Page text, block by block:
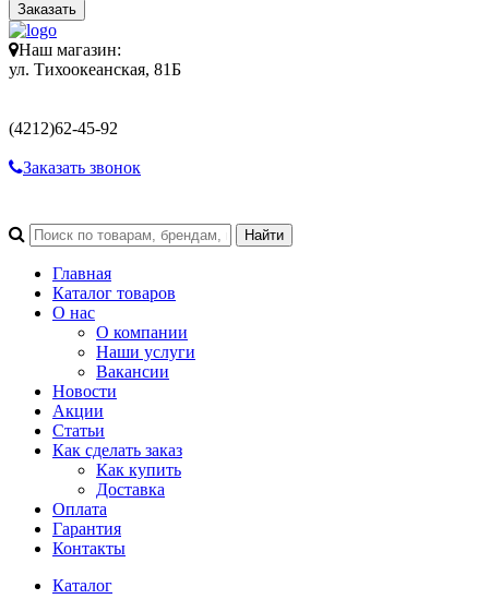
Заказать
Наш магазин:
ул. Тихоокеанская, 81Б
(4212)62-45-92
Заказать звонок
Главная
Каталог товаров
О нас
О компании
Наши услуги
Вакансии
Новости
Акции
Статьи
Как сделать заказ
Как купить
Доставка
Оплата
Гарантия
Контакты
Каталог